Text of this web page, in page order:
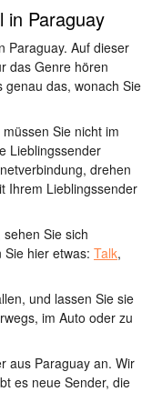
in Paraguay
Paraguay. Auf dieser
das Genre hören
genau das, wonach Sie
Sie nicht im
Lieblingssender
drehen
Ihrem Lieblingssender
Sie sich
hier etwas: Talk,
und lassen Sie sie
im Auto oder zu
aus Paraguay an. Wir
es neue Sender, die